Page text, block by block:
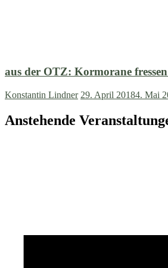
aus der OTZ: Kormorane
Konstantin Lindner 29. April 20184. Mai
Anstehende